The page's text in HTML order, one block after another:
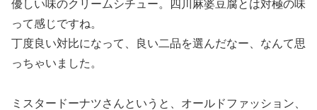
優しい味のクリームシチュー。四川麻婆豆腐とは対極の味
って感じですね。
丁度良い対比になって、良い二品を選んだなー、なんて思
っちゃいました。
ミスタードーナツさんというと、オールドファッション、